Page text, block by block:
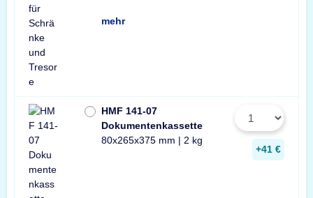
mehr
HMF 141-07
Dokumentenkassette
80x265x375 mm | 2 kg
+41 €